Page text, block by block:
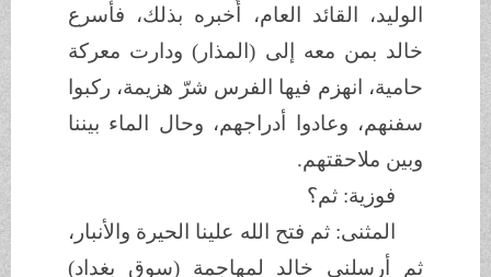
الوليد، القائد العام، أُخبره بذلك، فأسرع
خالد بمن معه إلى (المذار) ودارت معركة
حامية، انهزم فيها الفرس شرّ هزيمة، ركبوا
سفنهم، وعادوا أدراجهم، وحال الماء بيننا
وبين ملاحقتهم.
فوزية: ثم؟
المثنى: ثم فتح الله علينا الحيرة والأنبار،
ثم أرسلني خالد لمهاجمة (سوق بغداد)